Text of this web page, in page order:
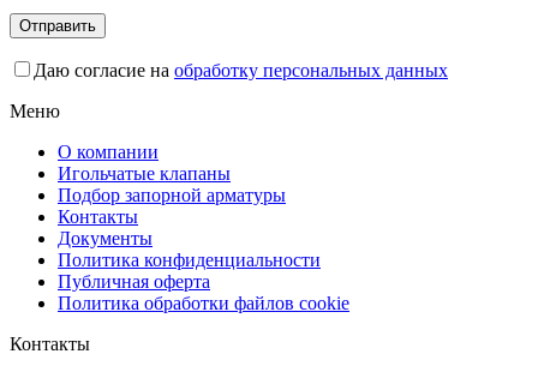
Даю согласие на обработку персональных данных
Меню
О компании
Игольчатые клапаны
Подбор запорной арматуры
Контакты
Документы
Политика конфиденциальности
Публичная оферта
Политика обработки файлов cookie
Контакты